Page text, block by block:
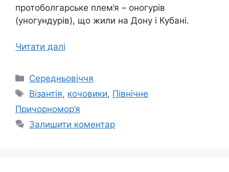
протоболгарське плем’я – оногурів
(уногундурів), що жили на Дону і Кубані.
Читати далі
Категорії
Середньовіччя
Позначки
Візантія, кочовики, Північне
Причорномор’я
Залишити коментар